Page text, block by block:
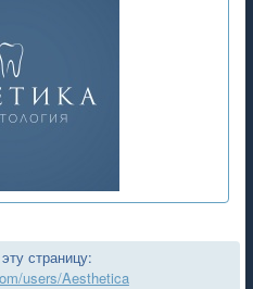
страницу:
users/Aesthetica